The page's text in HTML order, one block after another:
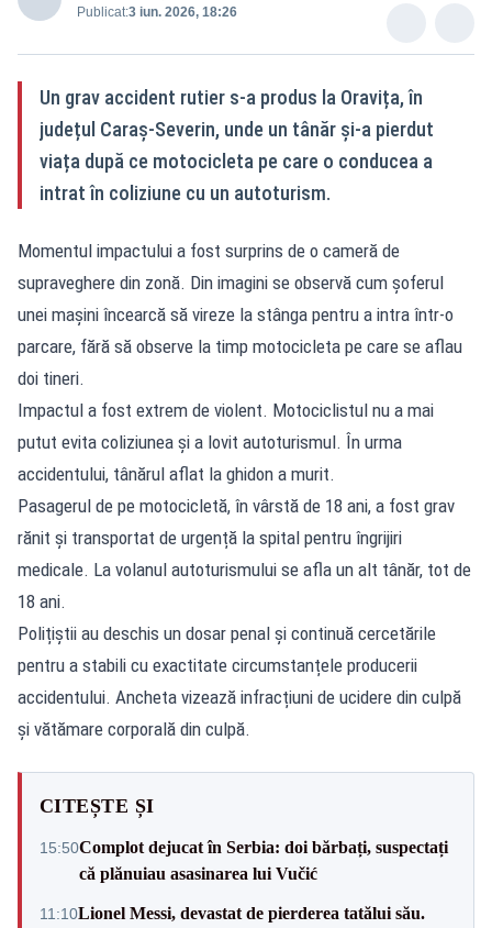
Publicat:3 iun. 2026, 18:26
Un grav accident rutier s-a produs la Oravița, în
județul Caraș-Severin, unde un tânăr și-a pierdut
viața după ce motocicleta pe care o conducea a
intrat în coliziune cu un autoturism.
Momentul impactului a fost surprins de o cameră de
supraveghere din zonă. Din imagini se observă cum șoferul
unei mașini încearcă să vireze la stânga pentru a intra într-o
parcare, fără să observe la timp motocicleta pe care se aflau
doi tineri.
Impactul a fost extrem de violent. Motociclistul nu a mai
putut evita coliziunea și a lovit autoturismul. În urma
accidentului, tânărul aflat la ghidon a murit.
Pasagerul de pe motocicletă, în vârstă de 18 ani, a fost grav
rănit și transportat de urgență la spital pentru îngrijiri
medicale. La volanul autoturismului se afla un alt tânăr, tot de
18 ani.
Polițiștii au deschis un dosar penal și continuă cercetările
pentru a stabili cu exactitate circumstanțele producerii
accidentului. Ancheta vizează infracțiuni de ucidere din culpă
și vătămare corporală din culpă.
CITEȘTE ȘI
15:50Complot dejucat în Serbia: doi bărbați, suspectați
că plănuiau asasinarea lui Vučić
11:10Lionel Messi, devastat de pierderea tatălui său.